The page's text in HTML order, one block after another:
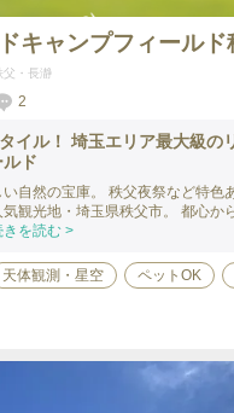
キャンプフィールド
父・長瀞
2
イル！ 埼玉エリア最大級の
ルド
い自然の宝庫。 秩父夜祭など特色
気観光地・埼玉県秩父市。 都心か
きを読む >
天体観測・星空 ペットOK